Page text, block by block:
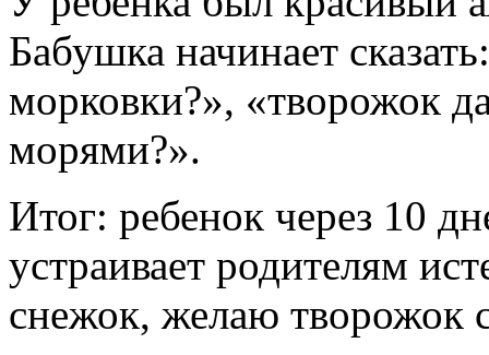
Бабушка начинает
морковки?», «творожок
морями?».
Итог: ребенок через 10
устраивает родителям
снежок, желаю творожок